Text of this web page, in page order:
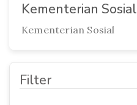
Kementerian Sosial
Kementerian Sosial
Filter